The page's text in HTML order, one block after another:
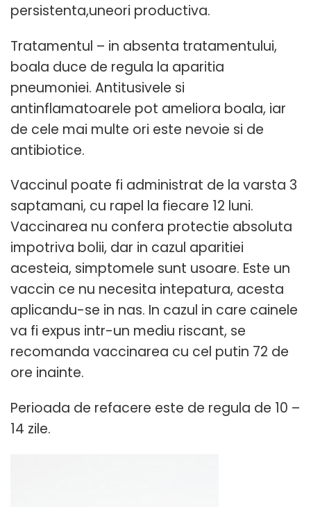
persistenta,uneori productiva.
Tratamentul – in absenta tratamentului,
boala duce de regula la aparitia
pneumoniei. Antitusivele si
antinflamatoarele pot ameliora boala, iar
de cele mai multe ori este nevoie si de
antibiotice.
Vaccinul poate fi administrat de la varsta 3
saptamani, cu rapel la fiecare 12 luni.
Vaccinarea nu confera protectie absoluta
impotriva bolii, dar in cazul aparitiei
acesteia, simptomele sunt usoare. Este un
vaccin ce nu necesita intepatura, acesta
aplicandu-se in nas. In cazul in care cainele
va fi expus intr-un mediu riscant, se
recomanda vaccinarea cu cel putin 72 de
ore inainte.
Perioada de refacere este de regula de 10 –
14 zile.